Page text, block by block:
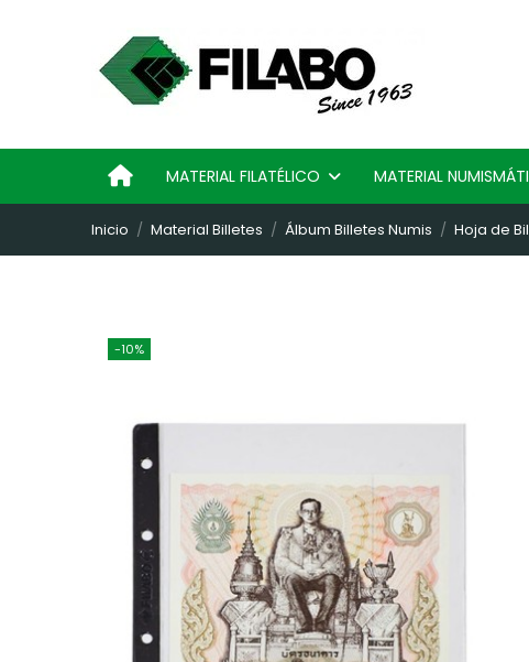
MATERIAL FILATÉLICO MATERIAL
Inicio Material Billetes Álbum Billetes Numis Hoja de
-10%